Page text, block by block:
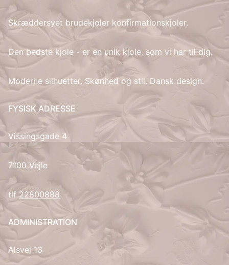
IT
LV
LT
RU
ES
Skræddersyet brudekjoler konfirmationskjoler.
Den bedste kjole - er en unik kjole, som vi har til dig.
Moderne silhuetter. Skønhed og stil. Dansk design.
FYSISK ADRESSE
Vissingsgade 4
7100 Vejle
tlf22800888
ADMINISTRATION
Alsvej 13